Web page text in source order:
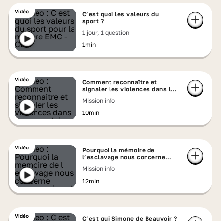
Vidéo
C’est quoi les valeurs du
sport ?
1 jour, 1 question
1min
Vidéo
Comment reconnaître et
signaler les violences dans le
Mission info
10min
Vidéo
Pourquoi la mémoire de
l’esclavage nous concerne
Mission info
12min
Vidéo C’est qui Simone de Beauvoir ?